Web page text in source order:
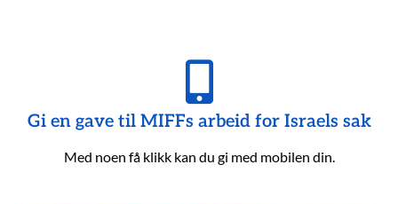
Gi en gave til MIFFs arbeid for Israels sak
Med noen få klikk kan du gi med mobilen din.